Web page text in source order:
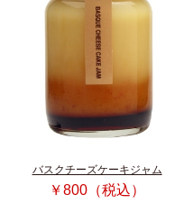
バスクチーズケーキジャム
￥800（税込）